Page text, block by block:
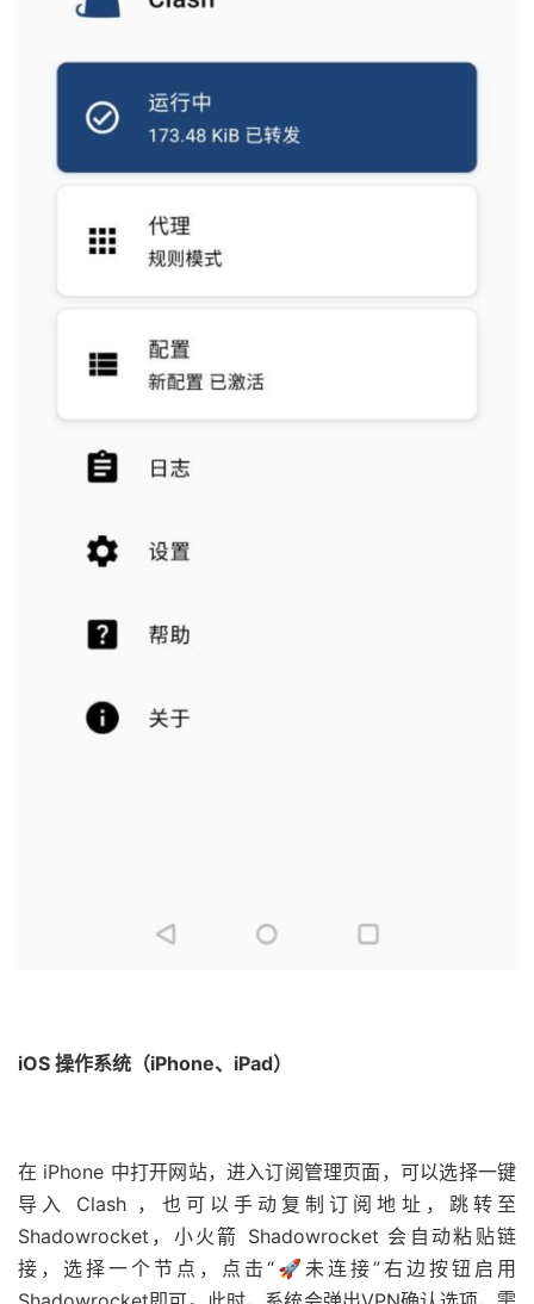
iOS 操作系统（iPhone、iPad）
在 iPhone 中打开网站，进入订阅管理页面，可以选择一键
导入 Clash ，也可以手动复制订阅地址，跳转至
Shadowrocket，小火箭 Shadowrocket 会自动粘贴链
接，选择一个节点，点击“🚀未连接”右边按钮启用